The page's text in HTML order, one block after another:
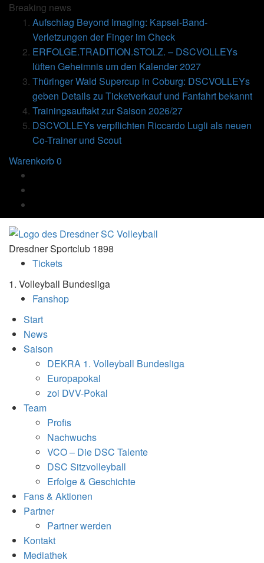
Breaking news
Aufschlag Beyond Imaging: Kapsel-Band-
Verletzungen der Finger im Check
ERFOLGE.TRADITION.STOLZ. – DSCVOLLEYs
lüften Geheimnis um den Kalender 2027
Thüringer Wald Supercup in Coburg: DSCVOLLEYs
geben Details zu Ticketverkauf und Fanfahrt bekannt
Trainingsauftakt zur Saison 2026/27
DSCVOLLEYs verpflichten Riccardo Lugli als neuen
Co-Trainer und Scout
Warenkorb0
Dresdner Sportclub 1898
Tickets
1. Volleyball Bundesliga
Fanshop
Start
News
Saison
DEKRA 1. Volleyball Bundesliga
Europapokal
zoi DVV-Pokal
Team
Profis
Nachwuchs
VCO – Die DSC Talente
DSC Sitzvolleyball
Erfolge & Geschichte
Fans & Aktionen
Partner
Partner werden
Kontakt
Mediathek